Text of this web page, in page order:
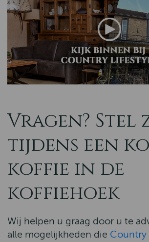
Vragen? Stel
tijdens een
koffie in de
koffiehoek
Wij helpen u graag door u te
alle mogelijkheden die Country